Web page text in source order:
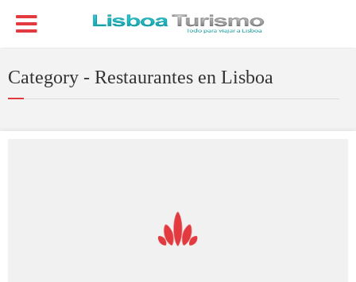
Category - Restaurantes en Lisboa